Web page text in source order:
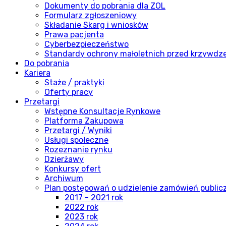
Dokumenty do pobrania dla ZOL
Formularz zgłoszeniowy
Składanie Skarg i wniosków
Prawa pacjenta
Cyberbezpieczeństwo
Standardy ochrony małoletnich przed
Do pobrania
Kariera
Staże / praktyki
Oferty pracy
Przetargi
Wstępne Konsultacje Rynkowe
Platforma Zakupowa
Przetargi / Wyniki
Usługi społeczne
Rozeznanie rynku
Dzierżawy
Konkursy ofert
Archiwum
Plan postępowań o udzielenie zamówień
2017 - 2021 rok
2022 rok
2023 rok